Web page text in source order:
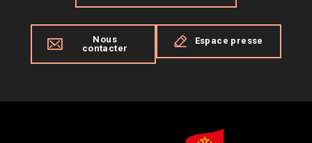
Nous
contacter
Espace presse